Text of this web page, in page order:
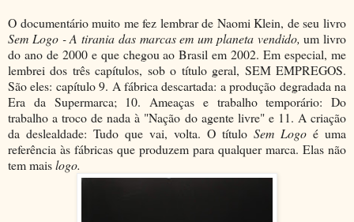
O documentário muito me fez lembrar de Naomi Klein, de seu livro
Sem Logo - A tirania das marcas em um planeta vendido,um livro
do ano de 2000 e que chegou ao Brasil em 2002. Em especial, me
lembrei dos três capítulos, sob o título geral, SEM EMPREGOS.
São eles: capítulo 9. A fábrica descartada: a produção degradada na
Era da Supermarca; 10. Ameaças e trabalho temporário: Do
trabalho a troco de nada à "Nação do agente livre" e 11. A criação
da deslealdade: Tudo que vai, volta. O título Sem Logo é uma
referência às fábricas que produzem para qualquer marca. Elas não
tem maislogo.